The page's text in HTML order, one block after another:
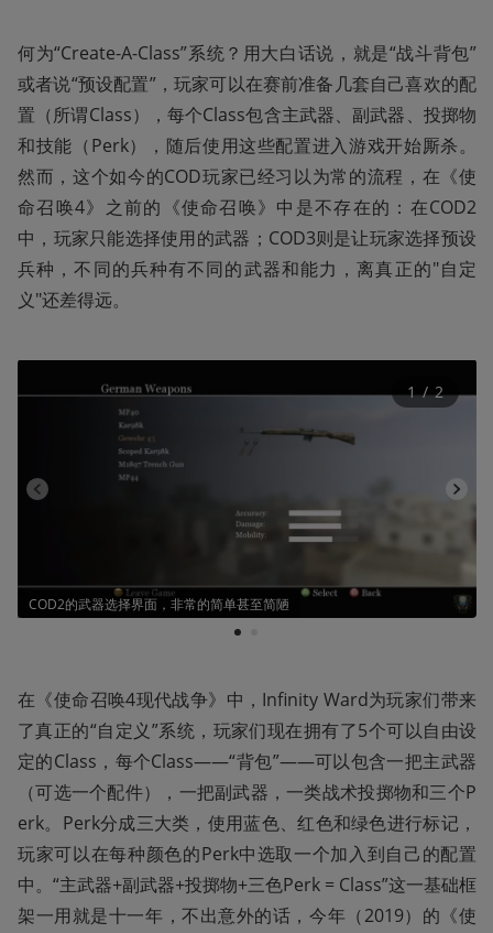
何为“Create-A-Class”系统？用大白话说，就是“战斗背包”
或者说“预设配置”，玩家可以在赛前准备几套自己喜欢的配
置（所谓Class），每个Class包含主武器、副武器、投掷物
和技能（Perk），随后使用这些配置进入游戏开始厮杀。
然而，这个如今的COD玩家已经习以为常的流程，在《使
命召唤4》之前的《使命召唤》中是不存在的：在COD2
中，玩家只能选择使用的武器；COD3则是让玩家选择预设
兵种，不同的兵种有不同的武器和能力，离真正的"自定
义"还差得远。
COD2的武器选择界面，非常的简单甚至简陋
1
1 / 2
在《使命召唤4现代战争》中，Infinity Ward为玩家们带来
了真正的“自定义”系统，玩家们现在拥有了5个可以自由设
定的Class，每个Class——“背包”——可以包含一把主武器
（可选一个配件），一把副武器，一类战术投掷物和三个P
erk。Perk分成三大类，使用蓝色、红色和绿色进行标记，
玩家可以在每种颜色的Perk中选取一个加入到自己的配置
中。“主武器+副武器+投掷物+三色Perk = Class”这一基础框
架一用就是十一年，不出意外的话，今年（2019）的《使